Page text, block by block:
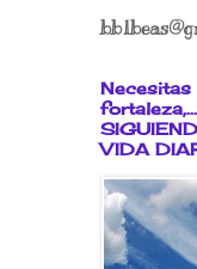
Necesitas
VIDA